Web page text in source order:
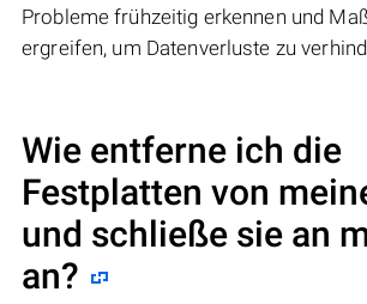
Probleme frühzeitig erkennen und
ergreifen, um Datenverluste zu
Wie entferne ich die
Festplatten von
und schließe sie an
an?